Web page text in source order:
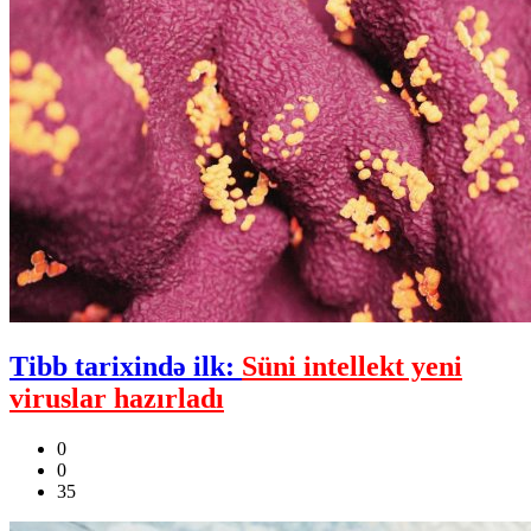
Tibb tarixində ilk: Süni intellekt yeni
viruslar hazırladı
0
0
35